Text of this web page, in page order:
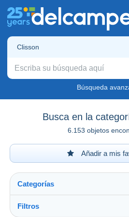
Clisson
Búsqueda
Busca en la
6.153 objetos
Añadir a mis
Categorías
Filtros